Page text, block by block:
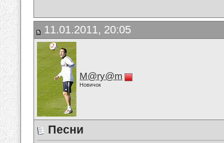
11.01.2011, 20:05
M@ry@m
Новичок
Песни